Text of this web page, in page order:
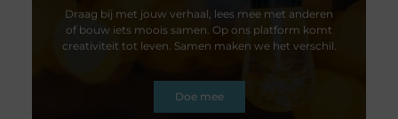
Draag bij met jouw verhaal, lees mee met anderen
of bouw iets moois samen. Op ons platform komt
creativiteit tot leven. Samen maken we het verschil.
Doe mee